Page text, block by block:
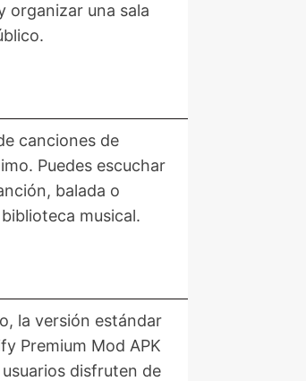
organizar una sala
canciones de
Puedes escuchar
balada o
musical.
la versión estándar
Premium Mod APK
disfruten de